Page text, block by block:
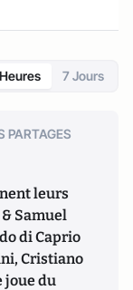
7 Jours
PARTAGES
leurs
Samuel
di Caprio
Cristiano
joue du